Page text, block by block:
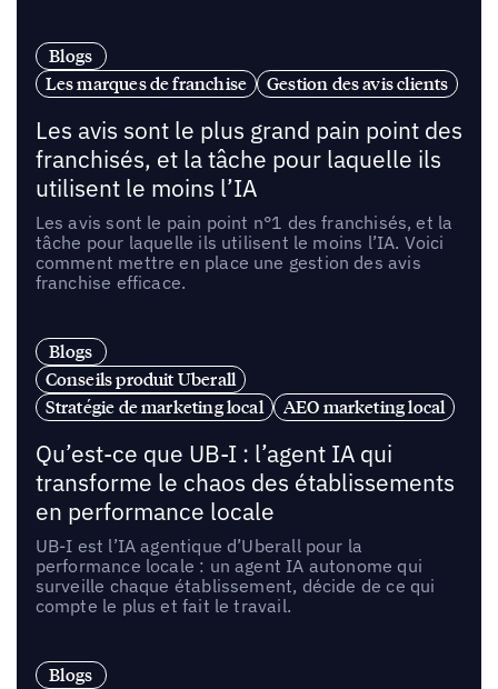
Blogs
Les marques de franchise
Gestion des avis clients
Les avis sont le plus grand pain point des
franchisés, et la tâche pour laquelle ils
utilisent le moins l’IA
Les avis sont le pain point n°1 des franchisés, et la
tâche pour laquelle ils utilisent le moins l’IA. Voici
comment mettre en place une gestion des avis
franchise efficace.
Blogs
Conseils produit Uberall
Stratégie de marketing local
AEO marketing local
Qu’est-ce que UB-I : l’agent IA qui
transforme le chaos des établissements
en performance locale
UB-I est l’IA agentique d’Uberall pour la
performance locale : un agent IA autonome qui
surveille chaque établissement, décide de ce qui
compte le plus et fait le travail.
Blogs